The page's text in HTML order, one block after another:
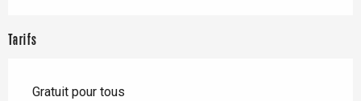
Tarifs
Gratuit pour tous